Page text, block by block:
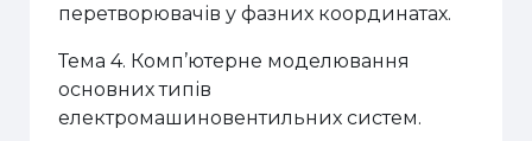
перетворювачів у фазних координатах.
Тема 4. Комп’ютерне моделювання
основних типів
електромашиновентильних систем.